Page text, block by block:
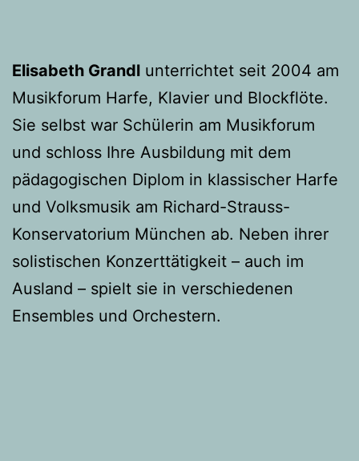
Elisabeth Grandl unterrichtet seit 2004 am
Musikforum Harfe, Klavier und Blockflöte.
Sie selbst war Schülerin am Musikforum
und schloss Ihre Ausbildung mit dem
pädagogischen Diplom in klassischer Harfe
und Volksmusik am Richard-Strauss-
Konservatorium München ab. Neben ihrer
solistischen Konzerttätigkeit – auch im
Ausland – spielt sie in verschiedenen
Ensembles und Orchestern.